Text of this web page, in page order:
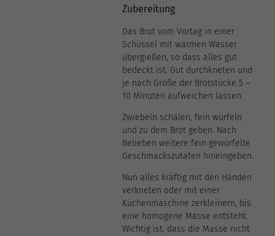
Zubereitung
Das Brot vom Vortag in einer
Schüssel mit warmen Wasser
übergießen, so dass alles gut
bedeckt ist. Gut durchkneten und
je nach Größe der Brotstücke 5 –
10 Minuten aufweichen lassen.
Zwiebeln schälen, fein würfeln
und zu dem Brot geben. Nach
Belieben weitere fein gewürfelte
Geschmackszutaten hineingeben.
Nun alles kräftig mit den Händen
verkneten oder mit einer
Küchenmaschine zerkleinern, bis
eine homogene Masse entsteht.
Wichtig ist, dass die Masse nicht